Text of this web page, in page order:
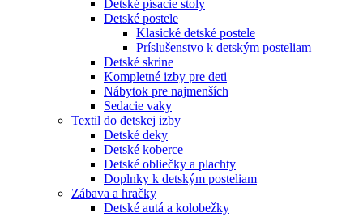
Detské písacie stoly
Detské postele
Klasické detské postele
Príslušenstvo k detským posteliam
Detské skrine
Kompletné izby pre deti
Nábytok pre najmenších
Sedacie vaky
Textil do detskej izby
Detské deky
Detské koberce
Detské obliečky a plachty
Doplnky k detským posteliam
Zábava a hračky
Detské autá a kolobežky